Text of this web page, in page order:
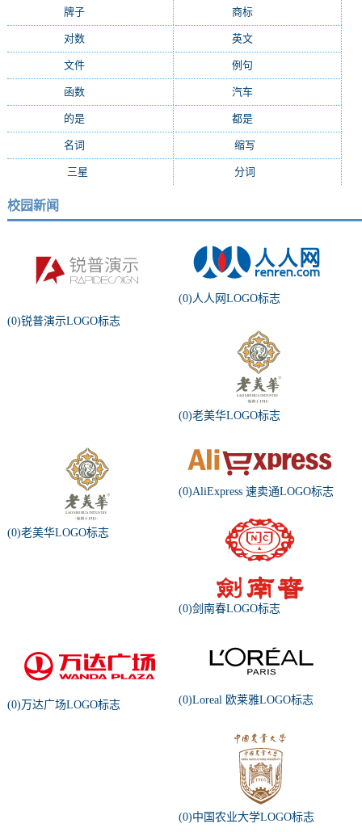
牌子 商标(2139)
对数 英文(2103)
文件 例句
函数 汽车(1162)
的是 都是(1077)
名词 缩写
三星 分词
校园新闻
(0)锐普演示LOGO标志
(0)人人网LOGO标志
(0)老美华LOGO标志
(0)老美华LOGO标志
(0)AliExpress 速卖通LOGO标志
(0)剑南春LOGO标志
(0)万达广场LOGO标志 (0)Loreal 欧莱雅LOGO标志
(0)中国农业大学LOGO标志